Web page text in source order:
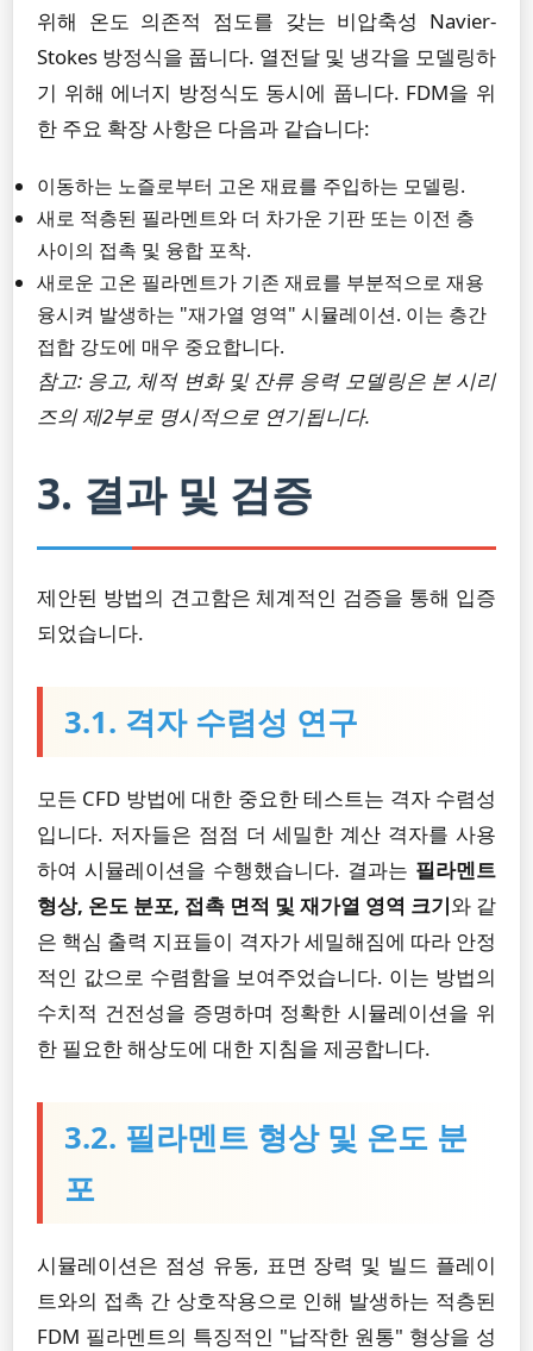
위해 온도 의존적 점도를 갖는 비압축성 Navier-
Stokes 방정식을 풉니다. 열전달 및 냉각을 모델링하
기 위해 에너지 방정식도 동시에 풉니다. FDM을 위
한 주요 확장 사항은 다음과 같습니다:
이동하는 노즐로부터 고온 재료를 주입하는 모델링.
새로 적층된 필라멘트와 더 차가운 기판 또는 이전 층
사이의 접촉 및 융합 포착.
새로운 고온 필라멘트가 기존 재료를 부분적으로 재용
융시켜 발생하는 "재가열 영역" 시뮬레이션. 이는 층간
접합 강도에 매우 중요합니다.
참고: 응고, 체적 변화 및 잔류 응력 모델링은 본 시리
즈의 제2부로 명시적으로 연기됩니다.
3. 결과 및 검증
제안된 방법의 견고함은 체계적인 검증을 통해 입증
되었습니다.
3.1. 격자 수렴성 연구
모든 CFD 방법에 대한 중요한 테스트는 격자 수렴성
입니다. 저자들은 점점 더 세밀한 계산 격자를 사용
하여 시뮬레이션을 수행했습니다. 결과는 필라멘트
형상, 온도 분포, 접촉 면적 및 재가열 영역 크기와 같
은 핵심 출력 지표들이 격자가 세밀해짐에 따라 안정
적인 값으로 수렴함을 보여주었습니다. 이는 방법의
수치적 건전성을 증명하며 정확한 시뮬레이션을 위
한 필요한 해상도에 대한 지침을 제공합니다.
3.2. 필라멘트 형상 및 온도 분
포
시뮬레이션은 점성 유동, 표면 장력 및 빌드 플레이
트와의 접촉 간 상호작용으로 인해 발생하는 적층된
FDM 필라멘트의 특징적인 "납작한 원통" 형상을 성